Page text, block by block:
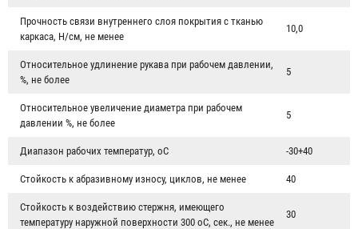
Прочность связи внутреннего слоя покрытия с тканью
каркаса, Н/см, не менее
10,0
Относительное удлинение рукава при рабочем давлении,
%, не более
5
Относительное увеличение диаметра при рабочем
давлении %, не более
5
Диапазон рабочих температур, oC -30+40
Стойкость к абразивному износу, циклов, не менее 40
Стойкость к воздействию стержня, имеющего
температуру наружной поверхности 300 oC, сек., не менее
30